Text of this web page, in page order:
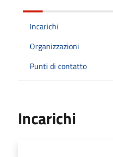
Incarichi
Organizzazioni
Punti di contatto
Incarichi